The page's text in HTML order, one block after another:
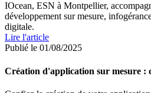
IOcean, ESN à Montpellier,
développement sur mesure,
digitale.
Lire l'article
Publié le 01/08/2025
Création d'application sur mesure :